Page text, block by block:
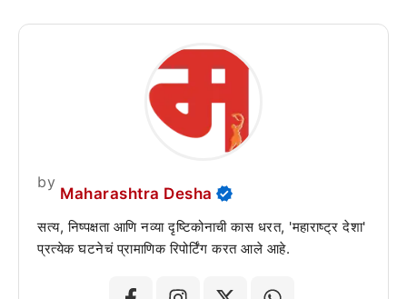
by
Maharashtra Desha
सत्य, निष्पक्षता आणि नव्या दृष्टिकोनाची कास धरत, 'महाराष्ट्र देशा'
प्रत्येक घटनेचं प्रामाणिक रिपोर्टिंग करत आले आहे.